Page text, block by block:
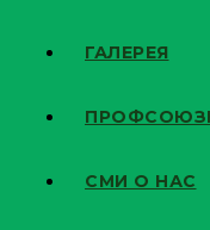
ГАЛЕРЕЯ
СМИ О НАС